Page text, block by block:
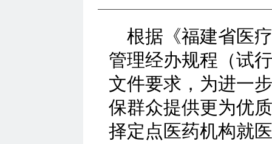
根据《福建省医
管理经办规程（试
文件要求，为进一
保群众提供更为优
择定点医药机构就